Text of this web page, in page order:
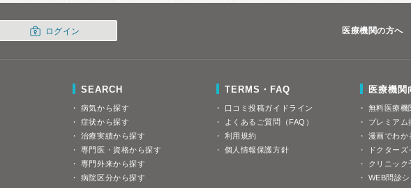
ログイン 医療機関の方へ
SEARCH
病気から探す
症状から探す
治療実績から探す
専門医・資格から探す
専門外来から探す
病院区分から探す
TERMS・FAQ
口コミ投稿ガイドライン
よくあるご質問（FAQ）
利用規約
個人情報保護方針
医療機関
無料医療機
プレミアム
漫画でわか
ドクター
クリニッ
WEB問診